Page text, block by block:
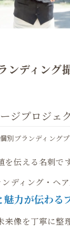
ンディング
ジプロジェ
別ブランディング
伝える名刺です
ィング・ヘア
力が伝わる
像を丁寧に整理